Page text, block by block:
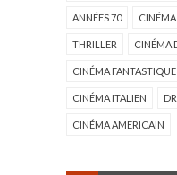
ANNÉES 70
THRILLER CINÉMA
CINÉMA FANTASTIQUE
CINÉMA ITALIEN
CINÉMA AMERICAIN